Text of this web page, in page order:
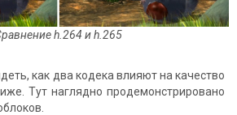
h.264 и h.265
как два кодека влияют на качество
Тут наглядно продемонстрировано